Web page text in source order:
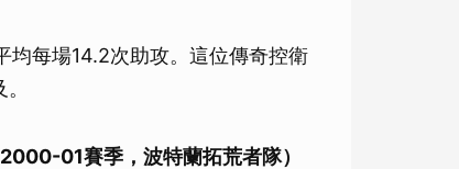
均每場14.2次助攻。這位傳奇控衛
01賽季，波特蘭拓荒者隊）